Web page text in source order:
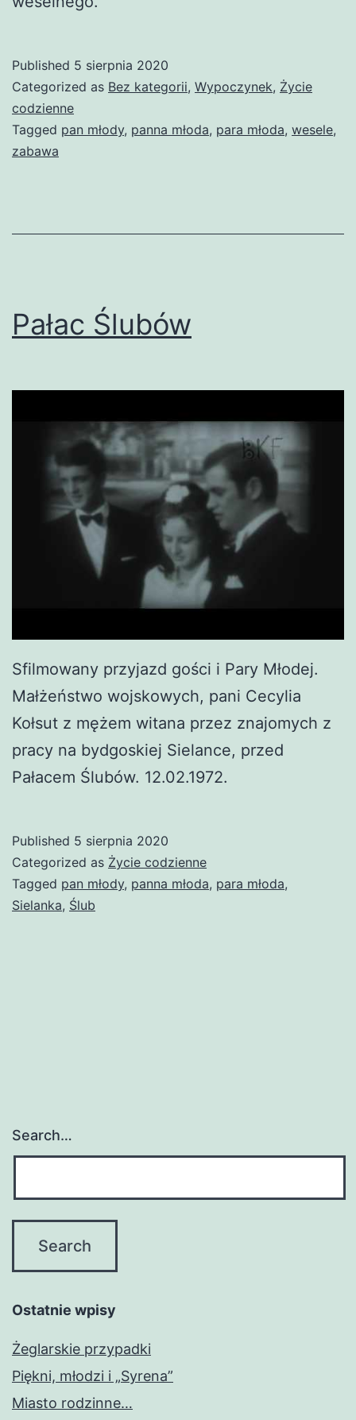
Published 5 sierpnia 2020
Categorized as Bez kategorii, Wypoczynek, Życie
codzienne
Tagged pan młody, panna młoda, para młoda, wesele,
zabawa
Pałac Ślubów
Sfilmowany przyjazd gości i Pary Młodej.
Małżeństwo wojskowych, pani Cecylia
Kołsut z mężem witana przez znajomych z
pracy na bydgoskiej Sielance, przed
Pałacem Ślubów. 12.02.1972.
Published 5 sierpnia 2020
Categorized as Życie codzienne
Tagged pan młody, panna młoda, para młoda,
Sielanka, Ślub
Search…
Ostatnie wpisy
Żeglarskie przypadki
Piękni, młodzi i „Syrena”
Miasto rodzinne…